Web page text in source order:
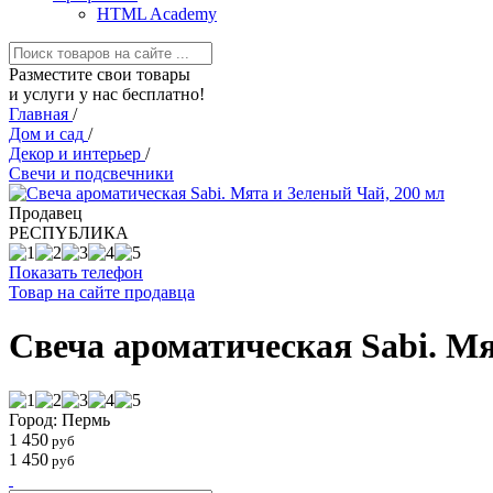
HTML Academy
Разместите свои товары
и услуги у нас бесплатно!
Главная /
Дом и сад /
Декор и интерьер /
Свечи и подсвечники
Продавец
РЕСПYБЛИКА
Показать телефон
Товар на сайте продавца
Свеча ароматическая Sabi.
Город: Пермь
1 450 руб
1 450 руб